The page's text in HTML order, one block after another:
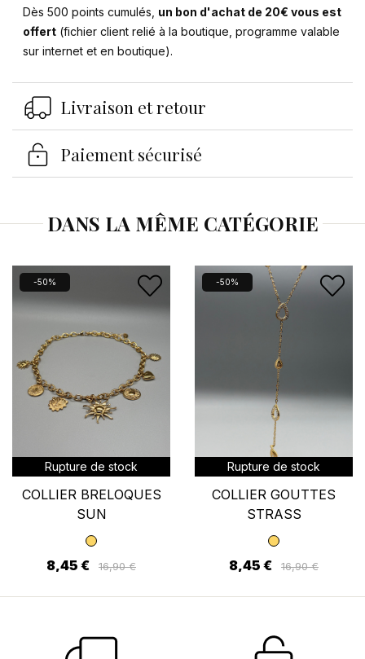
Dès 500 points cumulés, un bon d'achat de 20€ vous est
offert(fichier client relié à la boutique, programme valable
sur internet et en boutique).
Livraison et retour
Paiement sécurisé
DANS LA MÊME CATÉGORIE
-50%
Rupture de stock
COLLIER BRELOQUES
SUN
8,45 € 16,90 €
-50%
Rupture de stock
COLLIER GOUTTES
STRASS
8,45 € 16,90 €
Annuler Se connecter